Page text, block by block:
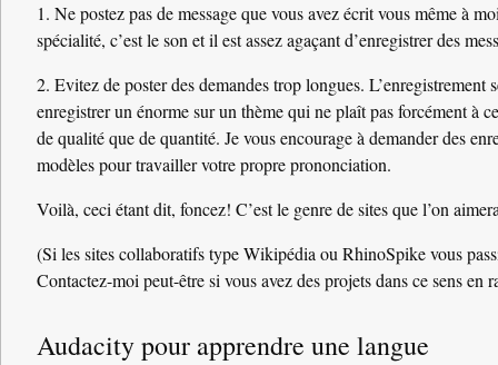
1. Ne postez pas de message que vous avez écrit vous même à
spécialité, c’est le son et il est assez agaçant d’enregistrer des
2. Evitez de poster des demandes trop longues.
enregistrer un énorme sur un thème qui ne plaît pas forcément à
de qualité que de quantité. Je vous encourage à demander des
modèles pour travailler votre propre prononciation.
Voilà, ceci étant dit, foncez! C’est le genre de sites que l’on
(Si les sites collaboratifs type Wikipédia ou RhinoSpike vous
Contactez-moi peut-être si vous avez des projets dans ce sens
Audacity pour apprendre une langue